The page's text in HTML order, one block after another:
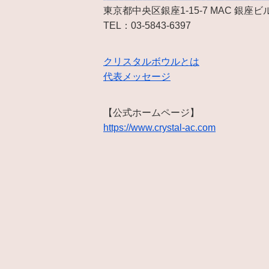
東京都中央区銀座1-15-7 MAC 銀座ビ
TEL：03-5843-6397
クリスタルボウルとは
代表メッセージ
【公式ホームページ】
https://www.crystal-ac.com